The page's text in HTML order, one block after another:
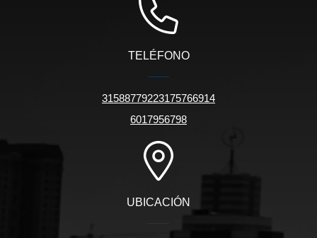
TELÉFONO
31588779223175766914
6017956798
UBICACIÓN